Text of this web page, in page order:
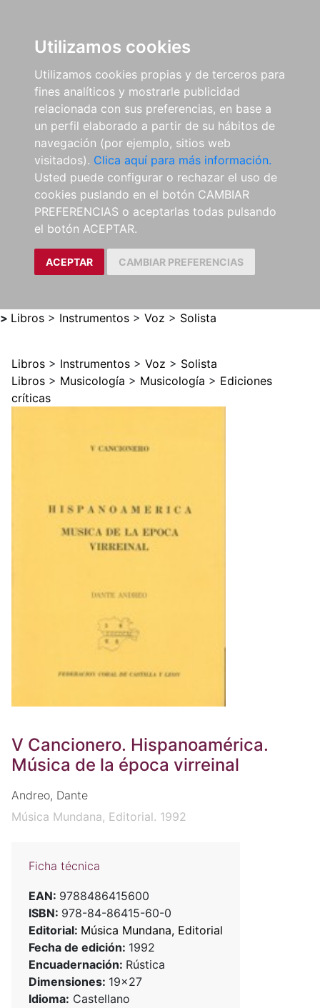
Utilizamos cookies
Utilizamos cookies propias y de terceros para
fines analíticos y mostrarle publicidad
relacionada con sus preferencias, en base a
un perfil elaborado a partir de su hábitos de
navegación (por ejemplo, sitios web
visitados). Clica aquí para más información.
Usted puede configurar o rechazar el uso de
cookies puslando en el botón CAMBIAR
PREFERENCIAS o aceptarlas todas pulsando
el botón ACEPTAR.
ACEPTAR CAMBIAR PREFERENCIAS
> Libros > Instrumentos > Voz > Solista
Libros > Instrumentos > Voz > Solista
Libros > Musicología > Musicología > Ediciones
críticas
V Cancionero. Hispanoamérica.
Música de la época virreinal
Andreo, Dante
Música Mundana, Editorial. 1992
Ficha técnica
EAN: 9788486415600
ISBN: 978-84-86415-60-0
Editorial: Música Mundana, Editorial
Fecha de edición: 1992
Encuadernación: Rústica
Dimensiones: 19x27
Idioma: Castellano